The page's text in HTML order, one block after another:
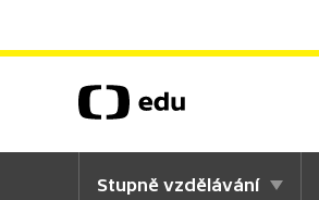
Stupně vzdělávání